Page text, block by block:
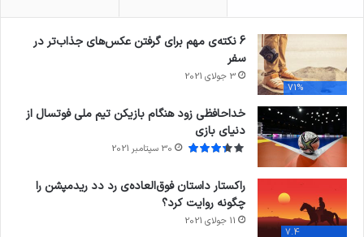
71%
6 نکته‌ی مهم برای گرفتن عکس‌های جذاب‌تر در
سفر
3 جولای 2021
خداحافظی زود هنگام بازیکن تیم ملی فوتسال از
دنیای بازی
30 سپتامبر 2021
7.4
راکستار داستان فوق‌العاده‌ی رد دد ریدمپشن را
چگونه روایت کرد؟
11 جولای 2021